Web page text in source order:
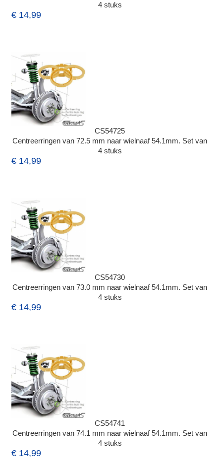
4 stuks
€ 14,99
CS54725
Centreerringen van 72.5 mm naar wielnaaf 54.1mm. Set van
4 stuks
€ 14,99
CS54730
Centreerringen van 73.0 mm naar wielnaaf 54.1mm. Set van
4 stuks
€ 14,99
CS54741
Centreerringen van 74.1 mm naar wielnaaf 54.1mm. Set van
4 stuks
€ 14,99